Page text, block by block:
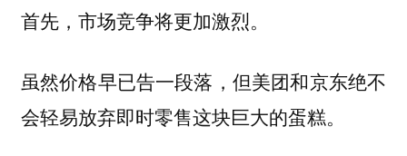
首先，市场竞争将更加激烈。
虽然价格早已告一段落，但美团和京东绝不
会轻易放弃即时零售这块巨大的蛋糕。